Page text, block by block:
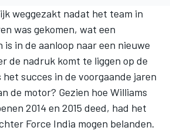
weggezakt nadat het team in
was gekomen, wat een
in de aanloop naar een nieuwe
de nadruk komt te liggen op de
het succes in de voorgaande jaren
de motor? Gezien hoe Williams
2014 en 2015 deed, had het
Force India mogen belanden.